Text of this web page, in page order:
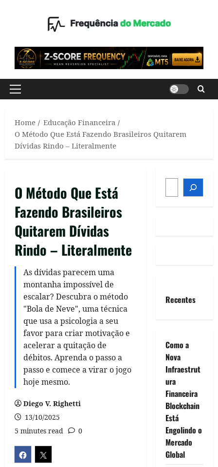
Primary
Home
Educação Financeira
O Método Que Está Fazendo Brasileiros Quitarem
Dívidas Rindo – Literalmente
O Método Que Está
Fazendo Brasileiros
Quitarem Dívidas
Rindo – Literalmente
As dívidas parecem uma
montanha impossível de
escalar? Descubra o método
"Bola de Neve", uma técnica
que usa a psicologia a seu
favor para criar motivação e
acelerar a quitação de
débitos. Aprenda o passo a
passo e comece a virar o jogo
hoje mesmo.
Diego V. Righetti
13/10/2025
5 minutes read
0
Recentes
Como a
Nova
Infraestrut
ura
Financeira
Blockchain
Está
Engolindo o
Mercado
Global